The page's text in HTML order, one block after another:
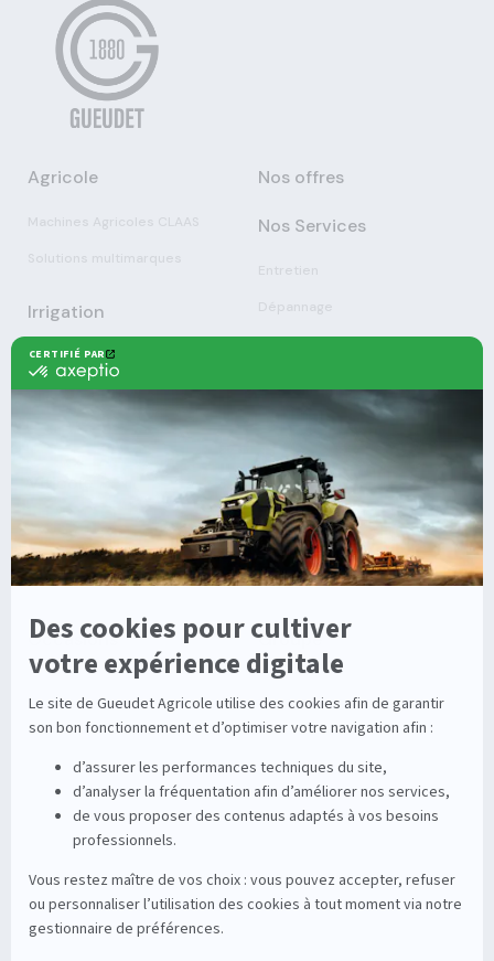
Agricole
Irrigation
Enrouleurs
Stations
Équipements
Entretien de la vigne
Entretien du sol
Nos offres
Nos Services
Démonstration
Occasions
Matériel de récolte
Matériel de fenaison
Outils du sol non animé
Groupe
A propos
Carrières
Services
Nos magasins
© 2026 Gueudet. All Rights Reserved